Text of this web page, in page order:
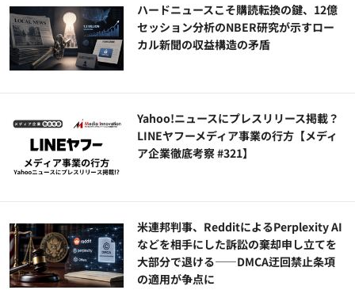
ハードニュースこそ購読転換の鍵、12億
セッション分析のNBER研究が示すロー
カル新聞の収益構造の矛盾
Yahoo!ニュースにプレスリリース掲載？
LINEヤフーメディア事業の行方【メディ
ア企業徹底考察 #321】
米連邦判事、RedditによるPerplexity AI
などを相手にした訴訟の棄却申し立てを
大部分で退ける——DMCA迂回禁止条項
の適用が争点に